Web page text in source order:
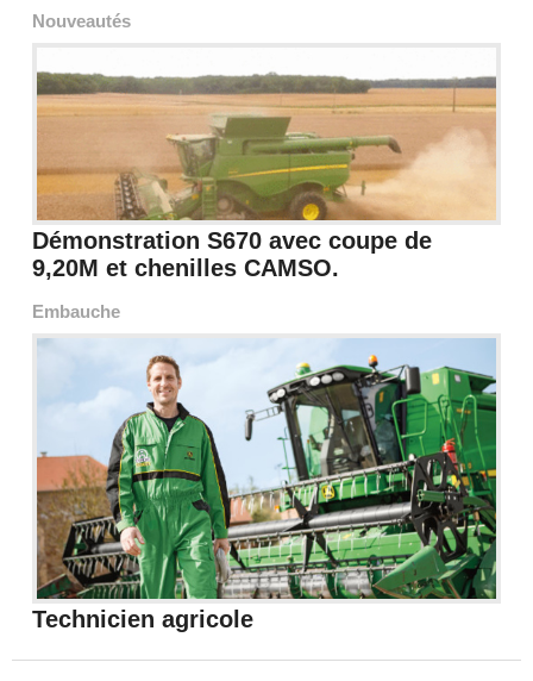
Nouveautés
Démonstration S670 avec coupe de
9,20M et chenilles CAMSO.
Embauche
Technicien agricole